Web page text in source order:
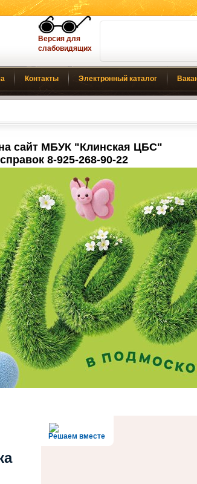
Версия для
слабовидящих
Контакты Электронный каталог
сайт МБУК "Клинская ЦБС"
8-925-268-90-22
Решаем вместе